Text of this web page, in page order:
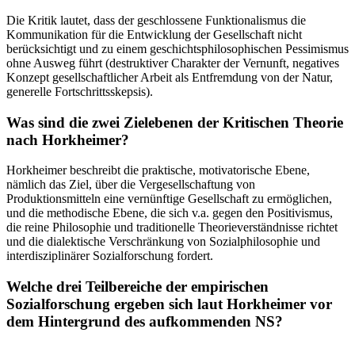
Die Kritik lautet, dass der geschlossene Funktionalismus die
Kommunikation für die Entwicklung der Gesellschaft nicht
berücksichtigt und zu einem geschichtsphilosophischen Pessimismus
ohne Ausweg führt (destruktiver Charakter der Vernunft, negatives
Konzept gesellschaftlicher Arbeit als Entfremdung von der Natur,
generelle Fortschrittsskepsis).
Was sind die zwei Zielebenen der Kritischen Theorie
nach Horkheimer?
Horkheimer beschreibt die praktische, motivatorische Ebene,
nämlich das Ziel, über die Vergesellschaftung von
Produktionsmitteln eine vernünftige Gesellschaft zu ermöglichen,
und die methodische Ebene, die sich v.a. gegen den Positivismus,
die reine Philosophie und traditionelle Theorieverständnisse richtet
und die dialektische Verschränkung von Sozialphilosophie und
interdisziplinärer Sozialforschung fordert.
Welche drei Teilbereiche der empirischen
Sozialforschung ergeben sich laut Horkheimer vor
dem Hintergrund des aufkommenden NS?